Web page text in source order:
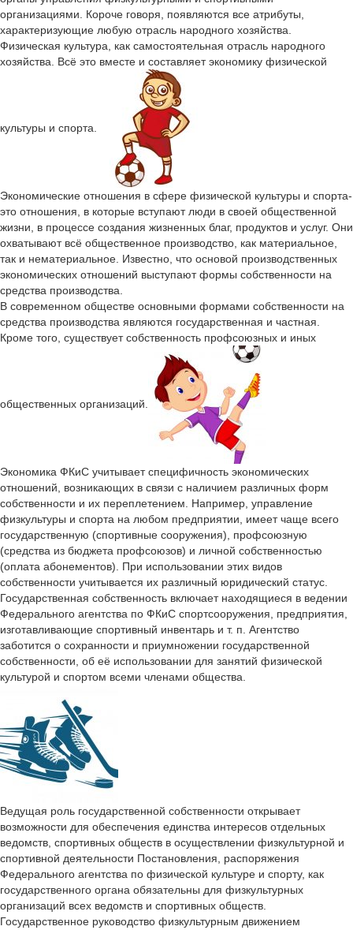
организациями. Короче говоря, появляются все атрибуты,
характеризующие любую отрасль народного хозяйства.
Физическая культура, как самостоятельная отрасль народного
хозяйства. Всё это вместе и составляет экономику физической
культуры и спорта.
Экономические отношения в сфере физической культуры и спорта-
это отношения, в которые вступают люди в своей общественной
жизни, в процессе создания жизненных благ, продуктов и услуг. Они
охватывают всё общественное производство, как материальное,
так и нематериальное. Известно, что основой производственных
экономических отношений выступают формы собственности на
средства производства.
В современном обществе основными формами собственности на
средства производства являются государственная и частная.
Кроме того, существует собственность профсоюзных и иных
общественных организаций.
Экономика ФКиС учитывает специфичность экономических
отношений, возникающих в связи с наличием различных форм
собственности и их переплетением. Например, управление
физкультуры и спорта на любом предприятии, имеет чаще всего
государственную (спортивные сооружения), профсоюзную
(средства из бюджета профсоюзов) и личной собственностью
(оплата абонементов). При использовании этих видов
собственности учитывается их различный юридический статус.
Государственная собственность включает находящиеся в ведении
Федерального агентства по ФКиС спортсооружения, предприятия,
изготавливающие спортивный инвентарь и т. п. Агентство
заботится о сохранности и приумножении государственной
собственности, об её использовании для занятий физической
культурой и спортом всеми членами общества.
Ведущая роль государственной собственности открывает
возможности для обеспечения единства интересов отдельных
ведомств, спортивных обществ в осуществлении физкультурной и
спортивной деятельности Постановления, распоряжения
Федерального агентства по физической культуре и спорту, как
государственного органа обязательны для физкультурных
организаций всех ведомств и спортивных обществ.
Государственное руководство физкультурным движением